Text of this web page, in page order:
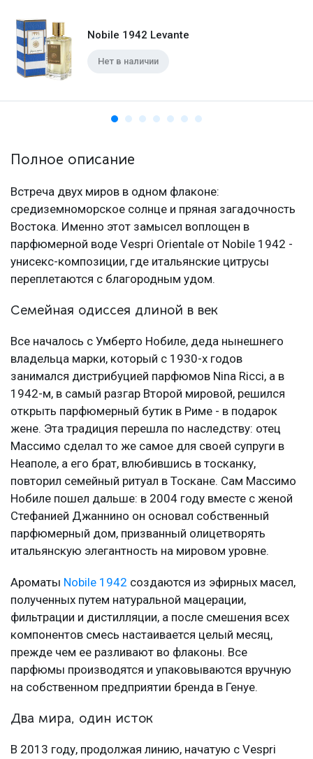
Nobile 1942 Levante
Нет в наличии
Полное описание
Встреча двух миров в одном флаконе:
средиземноморское солнце и пряная загадочность
Востока. Именно этот замысел воплощен в
парфюмерной воде Vespri Orientale от Nobile 1942 -
унисекс-композиции, где итальянские цитрусы
переплетаются с благородным удом.
Семейная одиссея длиной в век
Все началось с Умберто Нобиле, деда нынешнего
владельца марки, который с 1930-х годов
занимался дистрибуцией парфюмов Nina Ricci, а в
1942-м, в самый разгар Второй мировой, решился
открыть парфюмерный бутик в Риме - в подарок
жене. Эта традиция перешла по наследству: отец
Массимо сделал то же самое для своей супруги в
Неаполе, а его брат, влюбившись в тосканку,
повторил семейный ритуал в Тоскане. Сам Массимо
Нобиле пошел дальше: в 2004 году вместе с женой
Стефанией Джаннино он основал собственный
парфюмерный дом, призванный олицетворять
итальянскую элегантность на мировом уровне.
Ароматы Nobile 1942 создаются из эфирных масел,
полученных путем натуральной мацерации,
фильтрации и дистилляции, а после смешения всех
компонентов смесь настаивается целый месяц,
прежде чем ее разливают во флаконы. Все
парфюмы производятся и упаковываются вручную
на собственном предприятии бренда в Генуе.
Два мира, один исток
В 2013 году, продолжая линию, начатую с Vespri